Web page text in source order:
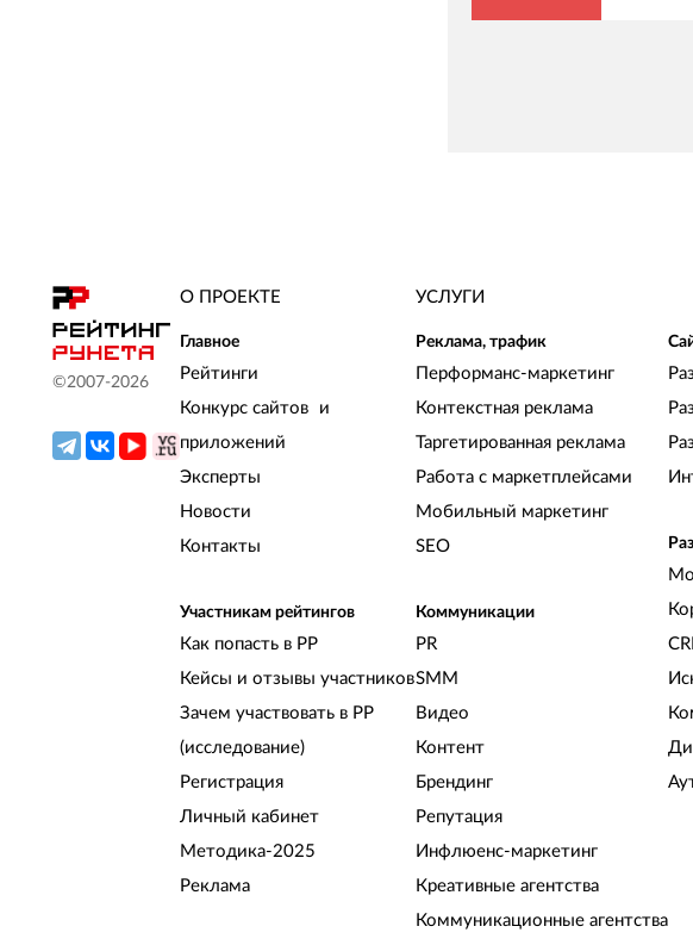
©2007-2026
О ПРОЕКТЕ
Главное
Рейтинги
Конкурс сайтов и
приложений
Эксперты
Новости
Контакты
Участникам рейтингов
Как попасть в РР
Кейсы и отзывы участников
Зачем участвовать в РР
(исследование)
Регистрация
Личный кабинет
Методика-2025
Реклама
УСЛУГИ
Реклама, трафик
Перформанс-маркетинг
Контекстная реклама
Таргетированная реклама
Работа с маркетплейсами
Мобильный маркетинг
SEO
Коммуникации
PR
SMM
Видео
Контент
Брендинг
Репутация
Инфлюенс-маркетинг
Креативные агентства
Коммуникационные агентства